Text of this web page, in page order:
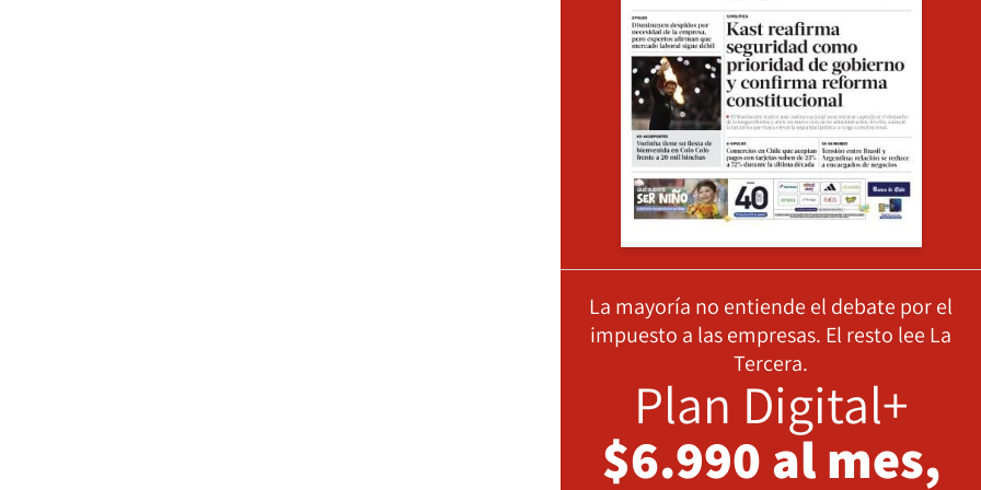
La mayoría no entiende el debate por el
impuesto a las empresas. El resto lee La
Tercera.
Plan Digital+
$6.990 al mes,